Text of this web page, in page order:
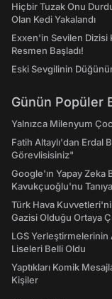
Hiçbir Tuzak Onu
Olan Kedi Yakalandı
Exxen'in Sevilen
Resmen Başladı!
Eski Sevgilinin
Günün Popüler
Yalnızca Milenyum
Fatih Altaylı'dan Erdal
Görevlisisiniz"
Google'ın Yapay Zeka
Kavukçuoğlu'nu
Türk Hava
Gazisi Olduğu Ortaya
LGS Yerleştirmelerinin
Liseleri Belli Oldu
Yaptıkları Komik
Kişiler